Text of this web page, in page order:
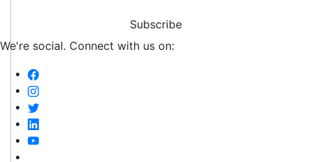
Subscribe
We're social. Connect with us on: